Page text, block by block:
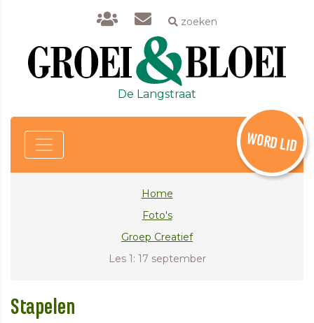
zoeken
De Langstraat
WORD LID
Home
Foto's
Groep Creatief
Les 1: 17 september
Stapelen